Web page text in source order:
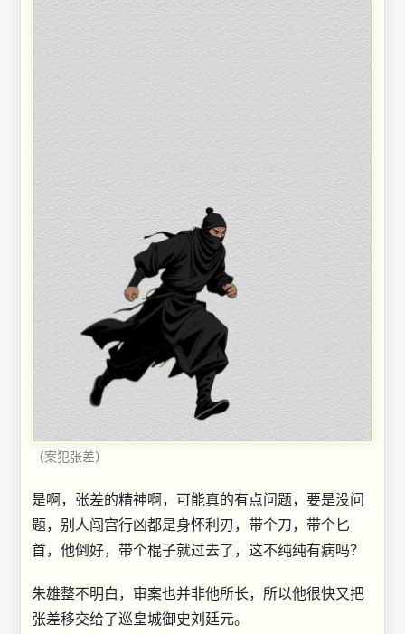
（案犯张差）
是啊，张差的精神啊，可能真的有点问题，要是没问
题，别人闯宫行凶都是身怀利刃，带个刀，带个匕
首，他倒好，带个棍子就过去了，这不纯纯有病吗？
朱雄整不明白，审案也并非他所长，所以他很快又把
张差移交给了巡皇城御史刘廷元。